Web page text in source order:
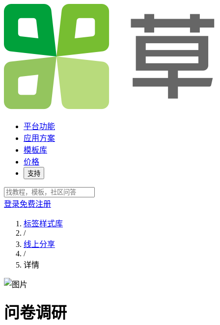
平台功能
应用方案
模板库
价格
支持
登录免费注册
标签样式库
/
线上分享
/
详情
问卷调研